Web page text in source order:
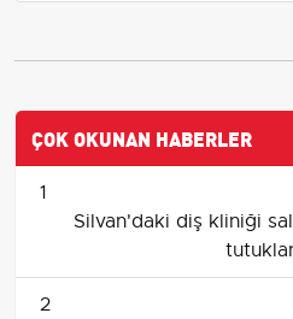
ÇOK OKUNAN HABERLER
1
Silvan'daki diş kliniği
2